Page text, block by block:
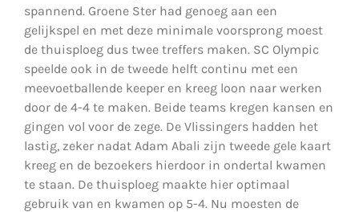
spannend. Groene Ster had genoeg aan een
gelijkspel en met deze minimale voorsprong moest
de thuisploeg dus twee treffers maken. SC Olympic
speelde ook in de tweede helft continu met een
meevoetballende keeper en kreeg loon naar werken
door de 4-4 te maken. Beide teams kregen kansen en
gingen vol voor de zege. De Vlissingers hadden het
lastig, zeker nadat Adam Abali zijn tweede gele kaart
kreeg en de bezoekers hierdoor in ondertal kwamen
te staan. De thuisploeg maakte hier optimaal
gebruik van en kwamen op 5-4. Nu moesten de